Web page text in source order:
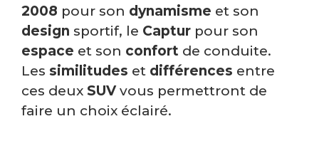
2008 pour son dynamisme et son
design sportif, le Captur pour son
espace et son confort de conduite.
Les similitudes et différences entre
ces deux SUVvous permettront de
faire un choix éclairé.